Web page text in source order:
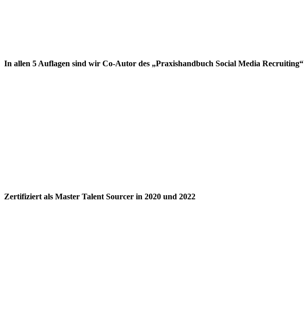
In allen 5 Auflagen sind wir Co-Autor des „Praxishandbuch Social Media Recruiting“
Zertifiziert als Master Talent Sourcer in 2020 und 2022